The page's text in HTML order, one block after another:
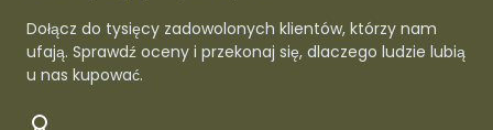
Dołącz do tysięcy zadowolonych klientów, którzy nam
ufają. Sprawdź oceny i przekonaj się, dlaczego ludzie lubią
u nas kupować.